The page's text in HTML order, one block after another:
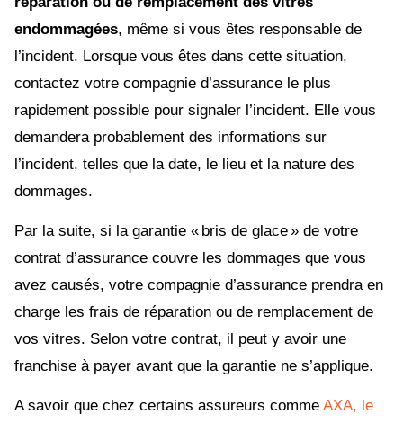
endommagées, même si vous êtes responsable de
l’incident. Lorsque vous êtes dans cette situation,
contactez votre compagnie d’assurance le plus
rapidement possible pour signaler l’incident. Elle vous
demandera probablement des informations sur
l’incident, telles que la date, le lieu et la nature des
dommages.
Par la suite, si la garantie « bris de glace » de votre
contrat d’assurance couvre les dommages que vous
avez causés, votre compagnie d’assurance prendra en
charge les frais de réparation ou de remplacement de
vos vitres. Selon votre contrat, il peut y avoir une
franchise à payer avant que la garantie ne s’applique.
A savoir que chez certains assureurs comme AXA, le